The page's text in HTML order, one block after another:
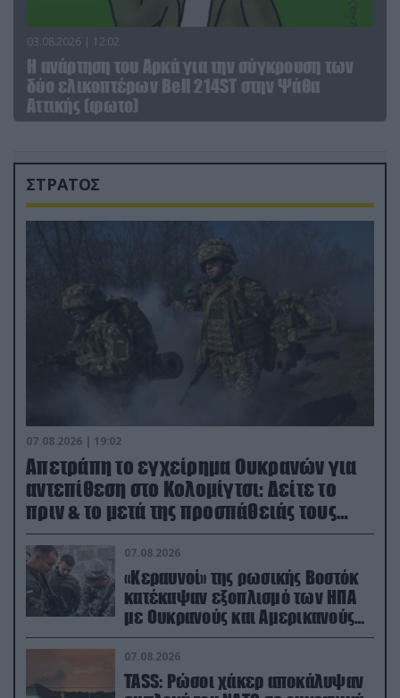
03.08.2026 | 12:02
Η ανάρτηση του Αρκά για την σύγκρουση των
δύο ελικοπτέρων Bell 214ST στην Ψάθα
Αττικής (φωτο)
ΣΤΡΑΤΟΣ
07.08.2026 | 19:02
Απετράπη το εγχείρημα Ουκρανών για
αντεπίθεση στο Κολομίγτσι: Δείτε το
πριν & το μετά της προσπάθειάς τους
(βίντεο)
07.08.2026
«Κεραυνοί» της ρωσικής Βοστόκ
κατέκαψαν εξοπλισμό των ΗΠΑ
με Ουκρανούς και Αμερικανούς
μισθοφόρους – Δείτε βίντεο
07.08.2026
TASS: Ρώσοι χάκερ αποκάλυψαν